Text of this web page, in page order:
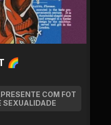
🌈
COM FOT
SEXUALIDADE